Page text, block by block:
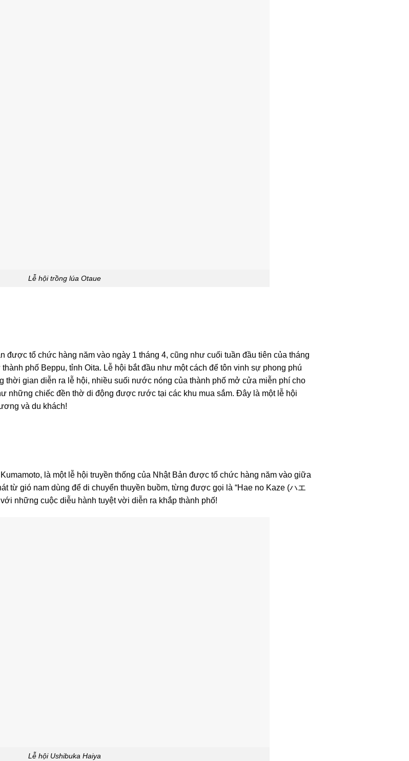
Lễ hội trồng lúa Otaue
được tổ chức hàng năm vào ngày 1 tháng 4, cũng như cuối tuần đầu tiên của tháng
phố Beppu, tỉnh Oita. Lễ hội bắt đầu như một cách để tôn vinh sự phong phú
thời gian diễn ra lễ hội, nhiều suối nước nóng của thành phố mở cửa miễn phí cho
những chiếc đền thờ di động được rước tại các khu mua sắm. Đây là một lễ hội
và du khách!
là một lễ hội truyền thống của Nhật Bản được tổ chức hàng năm vào giữa
từ gió nam dùng để di chuyển thuyền buồm, từng được gọi là “Hae no Kaze (ハエ
những cuộc diễu hành tuyệt vời diễn ra khắp thành phố!
Lễ hội Ushibuka Haiya